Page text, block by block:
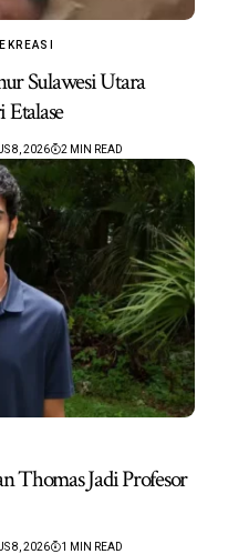
Sulawesi Utara
8, 2026 2 MIN READ
Thomas Jadi Profesor
8, 2026 1 MIN READ